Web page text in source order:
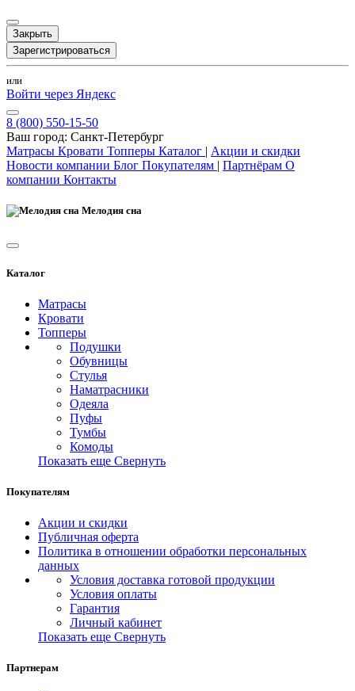
Закрыть
Зарегистрироваться
или
Войти через Яндекс
8 (800) 550-15-50
Ваш город: Санкт-Петербург
Матрасы Кровати Топперы Каталог | Акции и скидки
Новости компании Блог Покупателям | Партнёрам О
компании Контакты
Мелодия сна
Каталог
Матрасы
Кровати
Топперы
Подушки
Обувницы
Стулья
Наматрасники
Одеяла
Пуфы
Тумбы
Комоды
Показать еще Свернуть
Покупателям
Акции и скидки
Публичная оферта
Политика в отношении обработки персональных
данных
Условия доставка готовой продукции
Условия оплаты
Гарантия
Личный кабинет
Показать еще Свернуть
Партнерам